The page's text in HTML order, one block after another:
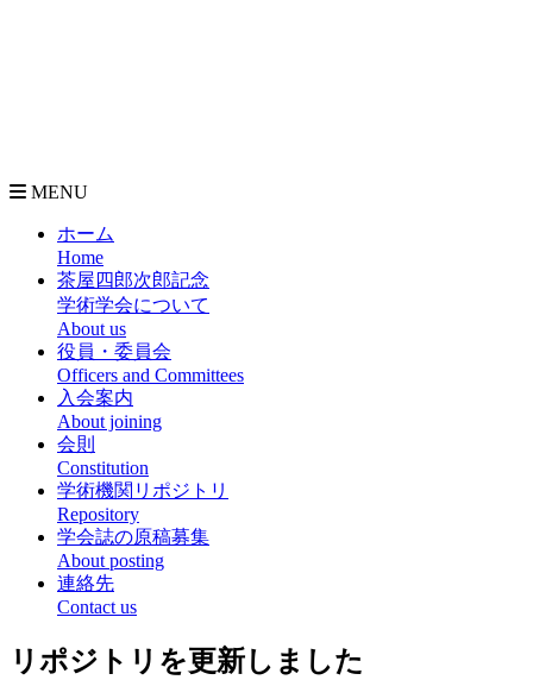
MENU
ホーム
Home
茶屋四郎次郎記念
学術学会について
About us
役員・委員会
Officers and Committees
入会案内
About joining
会則
Constitution
学術機関リポジトリ
Repository
学会誌の原稿募集
About posting
連絡先
Contact us
リポジトリを更新しました